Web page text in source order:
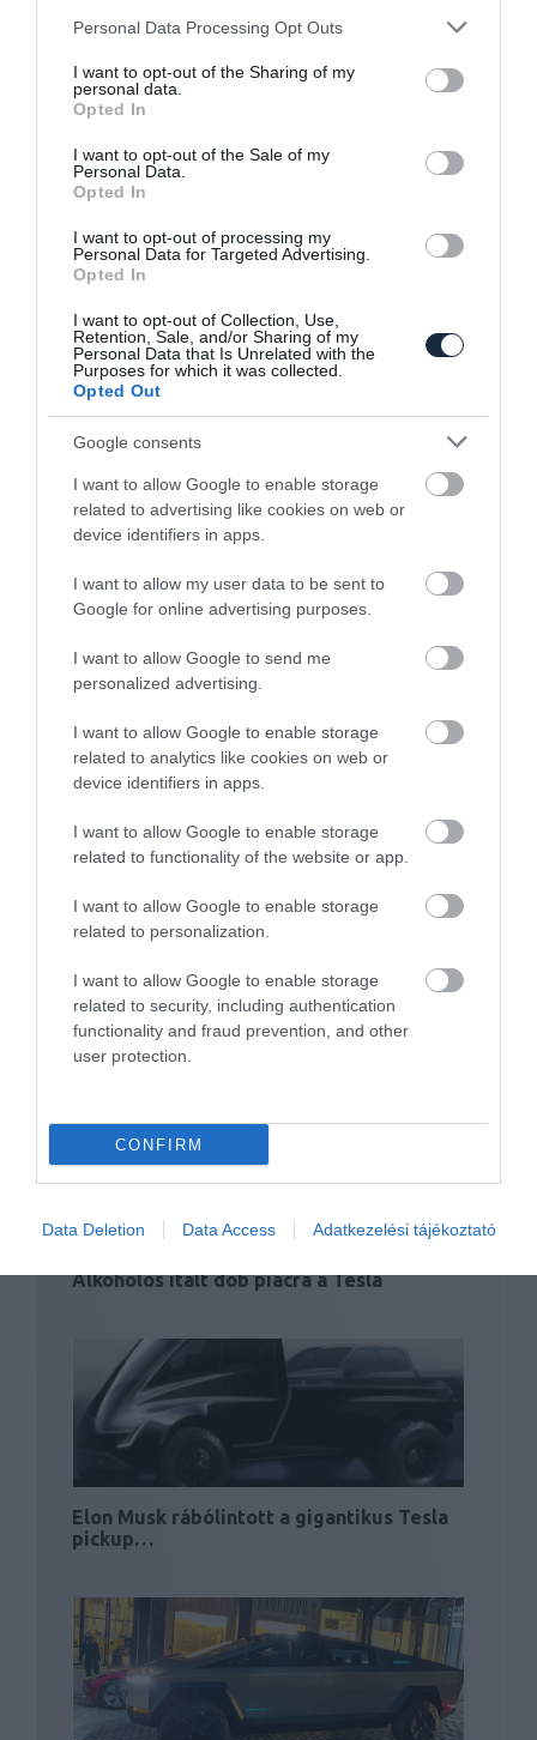
Please note that this website/app uses one or more Google
not limited to your visit or usage behaviour. You may click to
grant or deny consent to Google and its third-party tags to
use your data for below specified purposes in below Google
consent section.
Personal Data Processing Opt Outs
I want to opt-out of the Sharing of my
personal data.
Opted In
I want to opt-out of the Sale of my
Personal Data.
Opted In
I want to opt-out of processing my
Personal Data for Targeted Advertising.
Opted In
I want to opt-out of Collection, Use,
Retention, Sale, and/or Sharing of my
Personal Data that Is Unrelated with the
Purposes for which it was collected.
Opted Out
Google consents
I want to allow Google to enable storage
related to advertising like cookies on web or
device identifiers in apps.
I want to allow my user data to be sent to
Google for online advertising purposes.
I want to allow Google to send me
personalized advertising.
I want to allow Google to enable storage
related to analytics like cookies on web or
device identifiers in apps.
I want to allow Google to enable storage
related to functionality of the website or app.
I want to allow Google to enable storage
related to personalization.
I want to allow Google to enable storage
related to security, including authentication
functionality and fraud prevention, and other
user protection.
CONFIRM
Data Deletion Data Access Adatkezelési tájékoztató
Elon Musk örül az elektromos Mustang
SUV bemutatásának
Mégis termelhet megint a Tesla gyár
Kaliforniában,…
A konkurencia alá licitál Elon Musk a Tesla
Pickup árával
Elon Musk: igazságtalanul jó lesz a Tesla
Roadster
Alkoholos italt dob piacra a Tesla
Elon Musk rábólintott a gigantikus Tesla
pickup…